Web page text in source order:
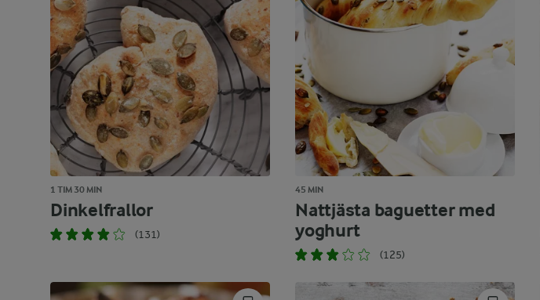
1 TIM 30 MIN
Dinkelfrallor
(131)
45 MIN
Nattjästa baguetter med
yoghurt
(125)